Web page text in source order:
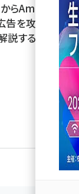
らAmazon
告を攻めるべ
する。